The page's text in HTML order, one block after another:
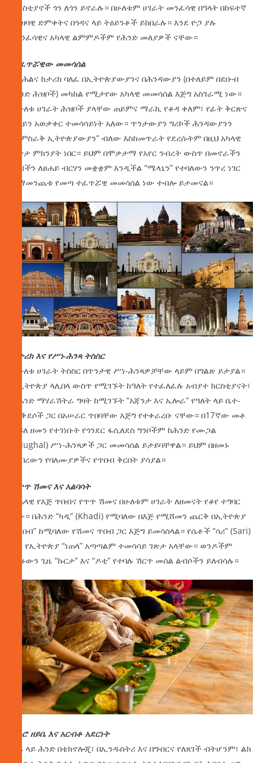
ክርስቲያኖች ጎን ለጎን ይኖራሉ። በሁለቱም ሀገራት መንፈሳዊ በዓላት በከፍተኛ
ሕዝባዊ ድምቀትና በጎዳና ላይ ትዕይንቶች ይከበራሉ። እንደ ዮጋ ያሉ
መንፈሳዊና አካላዊ ልምምዶችም የሕንድ መለያዎች ናቸው።
ተፈጥሯዊው መመሳሰል
ከባሕልና ከታሪክ ባለፈ በኢትዮጵያውያንና በሕንዳውያን (በተለይም በደቡብ
ሕንድ ሕዝቦች) መካከል የሚታየው አካላዊ መመሳሰል እጅግ አስገራሚ ነው።
የሁለቱ ሀገራት ሕዝቦች ያላቸው ጠይምና ማራኪ የቆዳ ቀለም፣ የፊት ቅርጽና
የአይን አወቃቀር ተመሳሳይነት አለው። ጥንታውያን ግሪኮች ሕንዳውያንን
“የምስራቅ ኢትዮጵያውያን” ብለው እስከመጥራት የደረሱትም በዚህ አካላዊ
ገጽታ ምክንያት ነበር። ይህም በሞቃታማ የአየር ንብረት ውስጥ በመኖራችን
ቆዳችን ለፀሐይ ብርሃን መቋቋም እንዲችል “ሜላኒን” የተባለውን ንጥረ ነገር
በማመንጨቱ የመጣ ተፈጥሯዊ መመሳሰል ነው ተብሎ ይታመናል።
የታሪክ እና የሥነ-ሕንጻ ትስስር
የሁለቱ ሀገራት ትስስር በጥንታዊ ሥነ-ሕንጻዎቻቸው ላይም በግልጽ ይታያል።
በኢትዮጵያ ላሊበላ ውስጥ የሚገኙት ከዓለት የተፈለፈሉ አብያተ ክርስቲያናት፣
በሕንድ ማሃራሽትራ ግዛት ከሚገኙት “አጃንታ እና ኤሎራ” የዓለት ላይ ቤተ-
መቅደሶች ጋር በአሠራር ጥበባቸው እጅግ የተቀራረቡ ናቸው። በ17ኛው መቶ
ክፍለ ዘመን የተገነቡት የጎንደር ፋሲለደስ ግንቦችም ከሕንድ የሙጋል
(Mughal) ሥነ-ሕንጻዎች ጋር መመሳሰል ይታይባቸዋል። ይህም በዘመኑ
የነበረውን የባለሙያዎችና የጥበብ ቅርበት ያሳያል።
የጥጥ ሽመና እና አልባሳት
ባሕላዊ የእጅ ጥበብና የጥጥ ሽመና በሁለቱም ሀገራት ለዘመናት የቆየ ተግባር
ነው። በሕንድ “ካዲ” (Khadi) የሚባለው በእጅ የሚሸመን ጨርቅ በኢትዮጵያ
“ጥበብ” ከሚባለው የሽመና ጥበብ ጋር እጅግ ይመሳሰላል። የሴቶች “ሳሪ” (Sari)
እና የኢትዮጵያ “ነጠላ” አጣጣልም ተመሳሳይ ገጽታ አላቸው። ወንዶችም
ብዙውን ጊዜ “ኩርታ” እና “ዶቲ” የተባሉ ሽርጥ መሰል ልብሶችን ይለብሳሉ።
የኑሮ ዘይቤ እና አርብቶ አደርነት
ዛሬ ላይ ሕንድ በቴክኖሎጂ፣ በኢንዱስትሪ እና በግብርና የለጸገች ብትሆንም፣ ልክ